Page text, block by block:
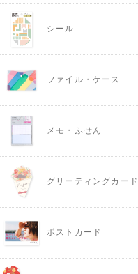
シール
ファイル・ケース
メモ・ふせん
グリーティングカード
ポストカード